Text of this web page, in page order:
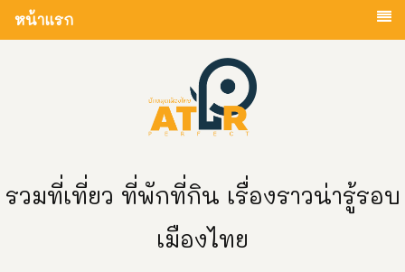
หน้าแรก
รวมที่เที่ยว ที่พักที่กิน เรื่องราวน่ารู้รอบ
เมืองไทย